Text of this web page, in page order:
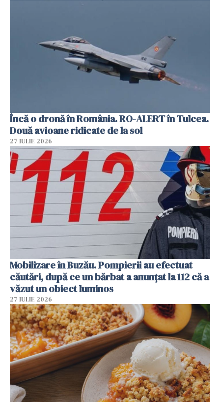
Încă o dronă în România. RO-ALERT în Tulcea.
Două avioane ridicate de la sol
27 IULIE 2026
Mobilizare în Buzău. Pompierii au efectuat
căutări, după ce un bărbat a anunțat la 112 că a
văzut un obiect luminos
27 IULIE 2026